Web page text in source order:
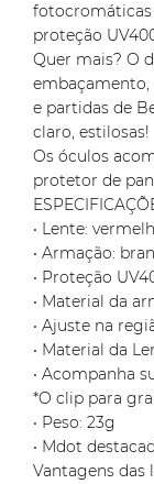
fotocromáticas
proteção
Quer mais? O
e partidas de
claro, estilosas!
Os óculos
protetor de
• Lente:
• Armação:
• Proteção
• Material da
• Ajuste na
• Material da
• Acompanha
*O clip para
• Peso: 23g
• Mdot
Vantagens das